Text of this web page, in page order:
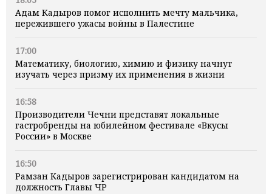
Адам Кадыров помог исполнить мечту мальчика,
пережившего ужасы войны в Палестине
17:00
Математику, биологию, химию и физику начнут
изучать через призму их применения в жизни
16:58
Производители Чечни представят локальные
гастробренды на юбилейном фестивале «Вкусы
России» в Москве
16:50
Рамзан Кадыров зарегистрирован кандидатом на
должность Главы ЧР